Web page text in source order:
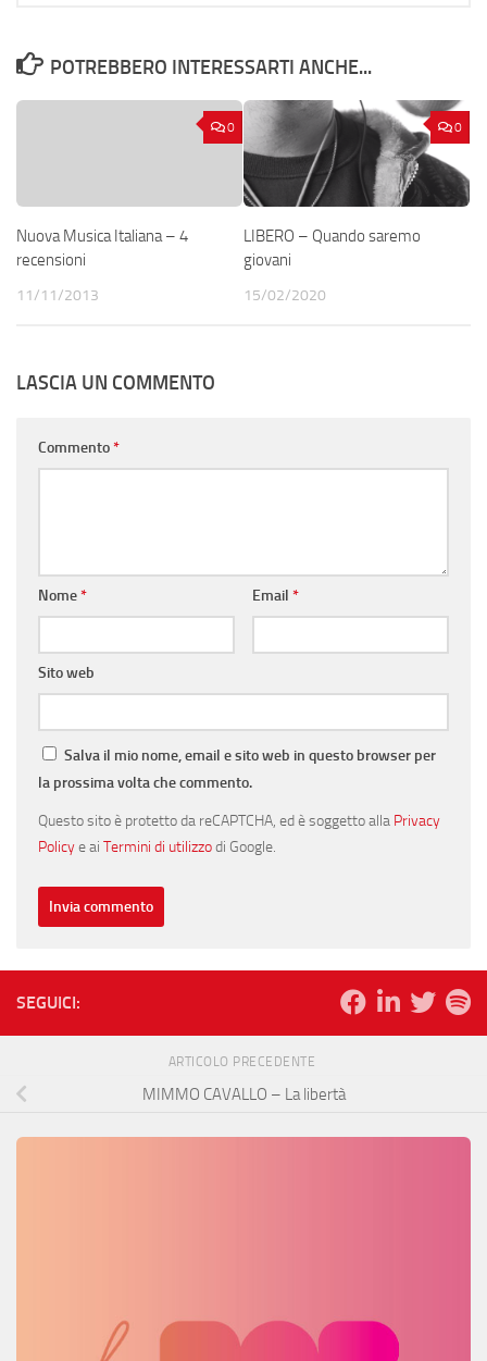
POTREBBERO INTERESSARTI ANCHE...
0
Nuova Musica Italiana – 4
recensioni
11/11/2013
0
LIBERO – Quando saremo
giovani
15/02/2020
LASCIA UN COMMENTO
Commento*
Nome* Email *
Sito web
Salva il mio nome, email e sito web in questo browser per
la prossima volta che commento.
Questo sito è protetto da reCAPTCHA, ed è soggetto alla Privacy
Policye ai Termini di utilizzodi Google.
SEGUICI:
ARTICOLO PRECEDENTE
MIMMO CAVALLO – La libertà